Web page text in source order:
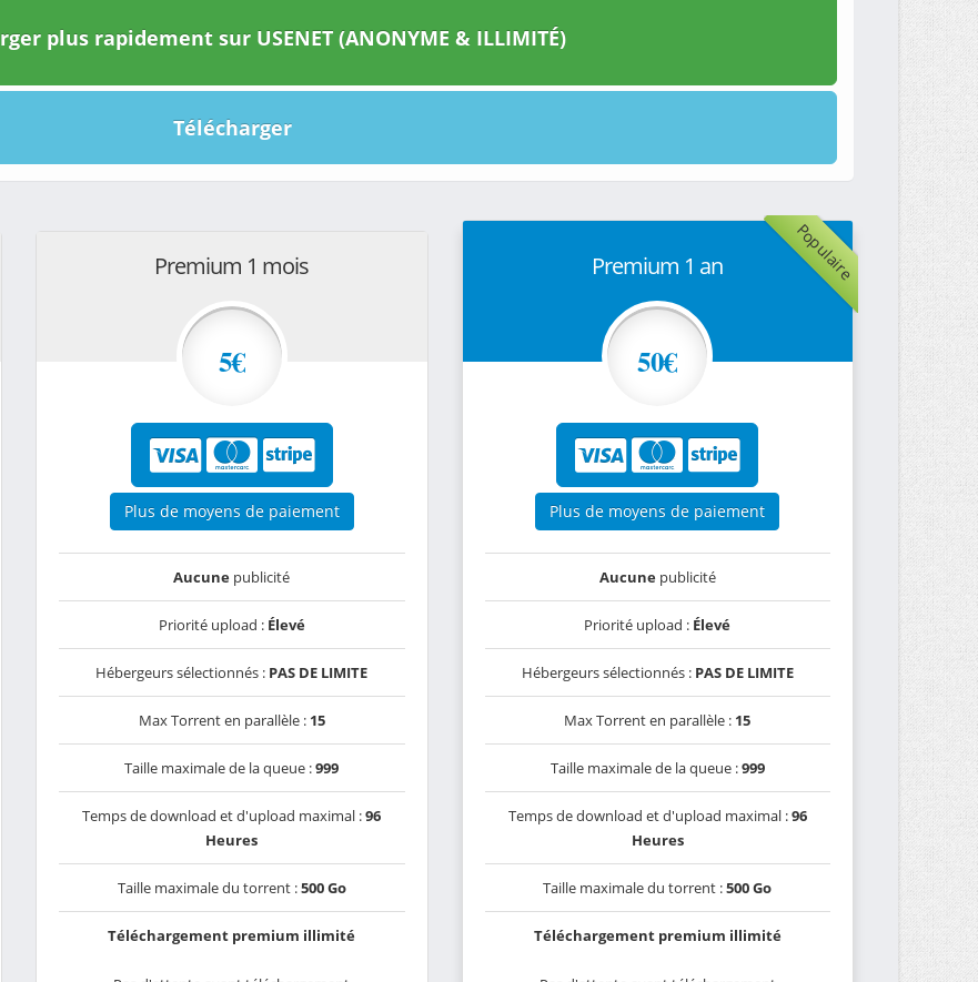
plus rapidement sur USENET (ANONYME & ILLIMITÉ)
Télécharger
Premium 1 mois
5€
Plus de moyens de paiement
Aucune publicité
Priorité upload : Élevé
Hébergeurs sélectionnés : PAS DE LIMITE
Max Torrent en parallèle : 15
Taille maximale de la queue :999
Temps de download et d'upload maximal :96
Heures
Taille maximale du torrent :500 Go
Téléchargement premium illimité
Populaire
Premium 1 an
50€
Plus de moyens de paiement
Aucunepublicité
Priorité upload : Élevé
Hébergeurs sélectionnés : PAS DE LIMITE
Max Torrent en parallèle : 15
Taille maximale de la queue :999
Temps de download et d'upload maximal :96
Heures
Taille maximale du torrent :500 Go
Téléchargement premium illimité